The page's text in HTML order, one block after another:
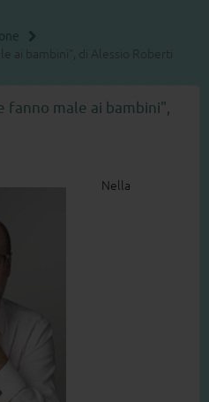
ai bambini", di Alessio Roberti
male ai bambini",
Nella